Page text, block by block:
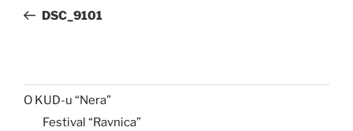
PostDSC_9101
O KUD-u “Nera”
Festival “Ravnica”